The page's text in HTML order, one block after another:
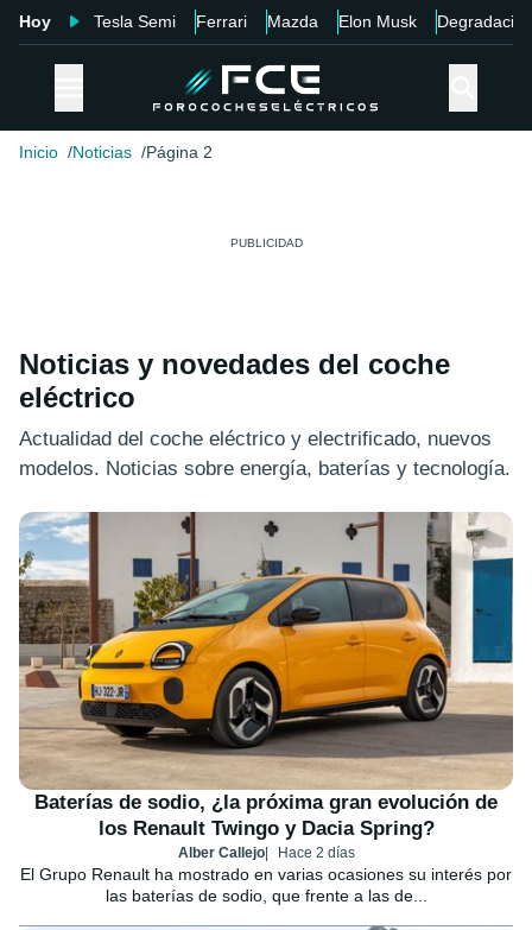
Hoy Tesla Semi Ferrari Mazda Elon Musk Degradación
Inicio Noticias Página 2
Noticias y novedades del coche
eléctrico
Actualidad del coche eléctrico y electrificado, nuevos
modelos. Noticias sobre energía, baterías y tecnología.
Baterías de sodio, ¿la próxima gran evolución de
los Renault Twingo y Dacia Spring?
Alber Callejo Hace 2 días
El Grupo Renault ha mostrado en varias ocasiones su interés por
las baterías de sodio, que frente a las de...